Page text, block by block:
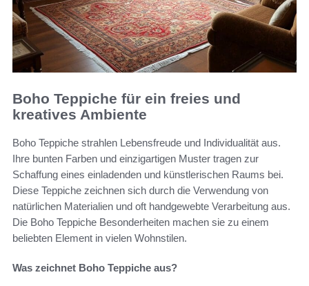
Boho Teppiche für ein freies und
kreatives Ambiente
Boho Teppiche strahlen Lebensfreude und Individualität aus.
Ihre bunten Farben und einzigartigen Muster tragen zur
Schaffung eines einladenden und künstlerischen Raums bei.
Diese Teppiche zeichnen sich durch die Verwendung von
natürlichen Materialien und oft handgewebte Verarbeitung aus.
Die Boho Teppiche Besonderheiten machen sie zu einem
beliebten Element in vielen Wohnstilen.
Was zeichnet Boho Teppiche aus?